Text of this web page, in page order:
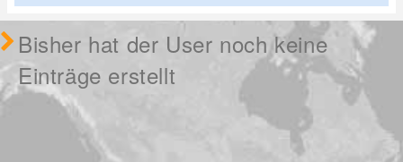
Bisher hat der User noch keine
Einträge erstellt